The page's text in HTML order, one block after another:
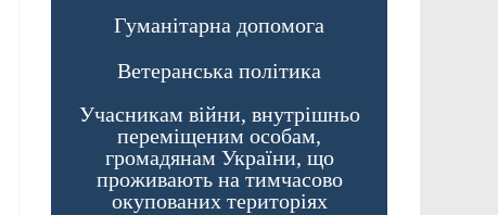
Гуманітарна допомога
Ветеранська політика
Учасникам війни, внутрішньо
переміщеним особам,
громадянам України, що
проживають на тимчасово
окупованих територіях